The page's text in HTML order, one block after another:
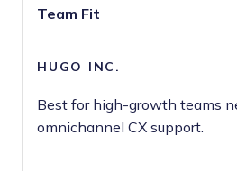
Team Fit
Best for high-growth teams
omnichannel CX support.